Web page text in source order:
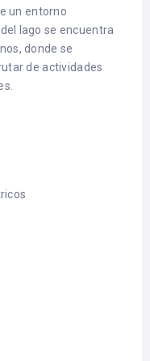
un entorno
lago se encuentra
donde se
de actividades